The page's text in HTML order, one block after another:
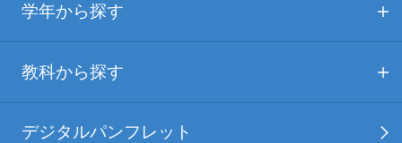
学年から探す
教科から探す
デジタルパンフレット